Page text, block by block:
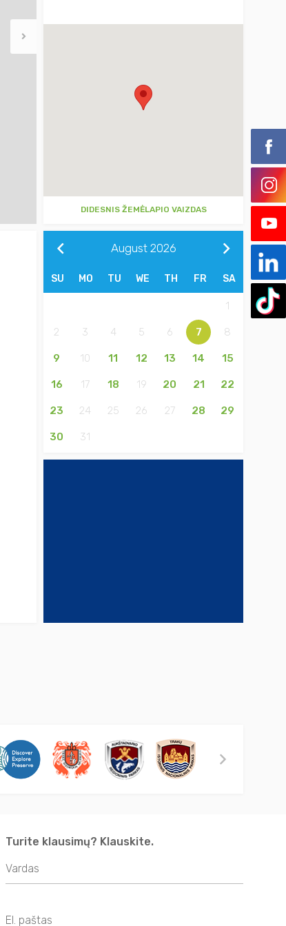
DIDESNIS ŽEMĖLAPIO VAIZDAS
August 2026
SU MO TU WE TH FR SA
1
2 3 4 5 6 7 8
9 10 11 12 13 14 15
16 17 18 19 20 21 22
23 24 25 26 27 28 29
30 31
Turite klausimų? Klauskite.